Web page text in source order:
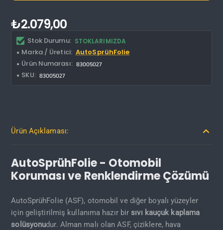
Stok Durumu: STOKLARIMIZDA
Marka / Üretici: AutoSprühFolie
Ürün Numarası: 83005027
SKU: 83005027
₺2.079,00
Ürün Açıklaması:
AutoSprühFolie - Otomobil
Koruması ve Renklendirme Çözümü
AutoSprühFolie (ASF), otomobil ve diğer boyalı yüzeyler
için geliştirilmiş kullanıma hazır bir sıvı kauçuk kaplama
solüsyonudur. Alman malı olan ASF, çiziklere, hava